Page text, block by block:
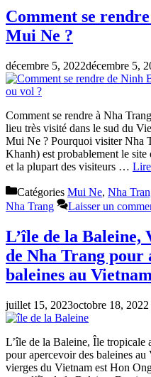
Comment se
Mui Ne ?
décembre 5, 2022décembre 5,
Comment se rendre à Nha
lieu très visité dans le sud du
Mui Ne ? Pourquoi visiter Nha
Khanh) est probablement le
et la plupart des visiteurs …
Catégories Mui Ne, Nha
Nha Trang
Laisser un
L’île de la Baleine,
de Nha Trang pour
baleines au Vietnam
juillet 15, 2023octobre 18, 2022
L’île de la Baleine, Île tropicale
pour apercevoir des baleines
vierges du Vietnam est Hon